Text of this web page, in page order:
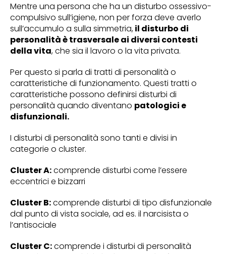
Mentre una persona che ha un disturbo ossessivo-
compulsivo sull’igiene, non per forza deve averlo
sull’accumulo a sulla simmetria,il disturbo di
personalità è trasversale ai diversi contesti
della vita, che sia il lavoro o la vita privata.
Per questo si parla di tratti di personalità o
caratteristiche di funzionamento. Questi tratti o
caratteristiche possono definirsi disturbi di
personalità quando diventano patologici e
disfunzionali.
I disturbi di personalità sono tanti e divisi in
categorie o cluster.
Cluster A:comprende disturbi come l’essere
eccentrici e bizzarri
Cluster B:comprende disturbi di tipo disfunzionale
dal punto di vista sociale, ad es. il narcisista o
l’antisociale
Cluster C:comprende i disturbi di personalità